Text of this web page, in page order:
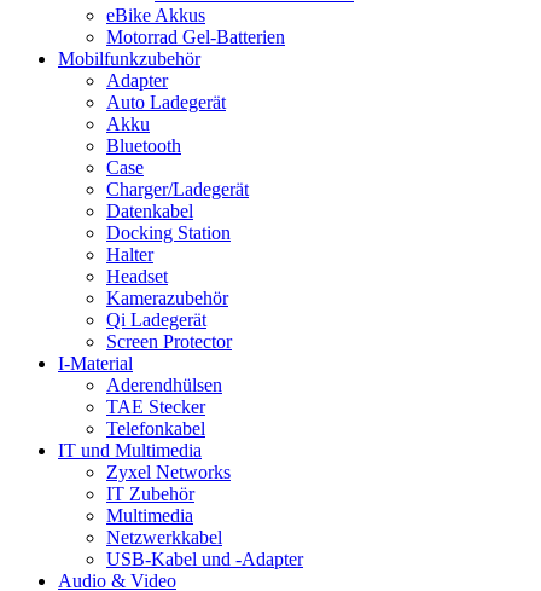
eBike Akkus
Motorrad Gel-Batterien
Mobilfunkzubehör
Adapter
Auto Ladegerät
Akku
Bluetooth
Case
Charger/Ladegerät
Datenkabel
Docking Station
Halter
Headset
Kamerazubehör
Qi Ladegerät
Screen Protector
I-Material
Aderendhülsen
TAE Stecker
Telefonkabel
IT und Multimedia
Zyxel Networks
IT Zubehör
Multimedia
Netzwerkkabel
USB-Kabel und -Adapter
Audio & Video